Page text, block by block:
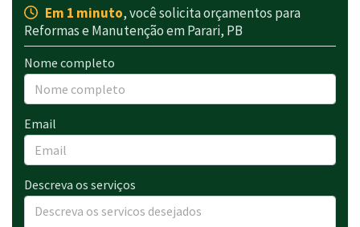
Em 1 minuto, você solicita orçamentos para
Reformas e Manutenção em Parari, PB
Nome completo
Email
Descreva os serviços